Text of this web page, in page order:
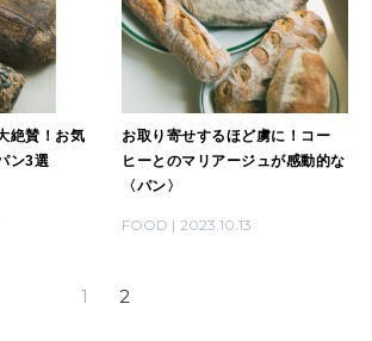
絶賛！お気
ン3選
お取り寄せするほど虜に！コー
ヒーとのマリアージュが感動的な
〈パン〉
FOOD 2023.10.13
1 2